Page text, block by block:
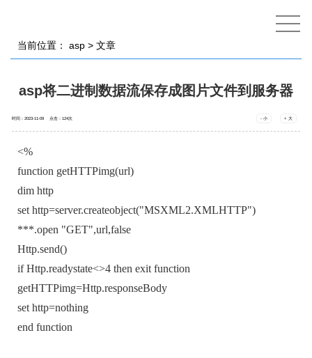
当前位置： asp > 文章
asp将二进制数据流保存成图片文件到服务器
时间：2023-11-09 点击：124次 - 小 + 大
<%
function getHTTPimg(url)
dim http
set http=server.createobject("MSXML2.XMLHTTP")
***.open "GET",url,false
Http.send()
if Http.readystate<>4 then exit function
getHTTPimg=Http.responseBody
set http=nothing
end function